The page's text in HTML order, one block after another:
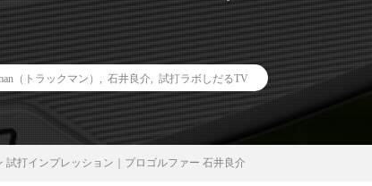
（トラックマン） 石井良介 試打ラボしだるTV
試打インプレッション｜プロゴルファー 石井良介